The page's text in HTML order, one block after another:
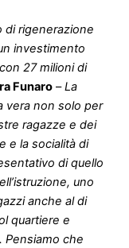
di rigenerazione
investimento
27 milioni di
Funaro –La
vera non solo per
ragazze e dei
e la socialità di
di quello
uno
anche al di
quartiere e
Pensiamo che